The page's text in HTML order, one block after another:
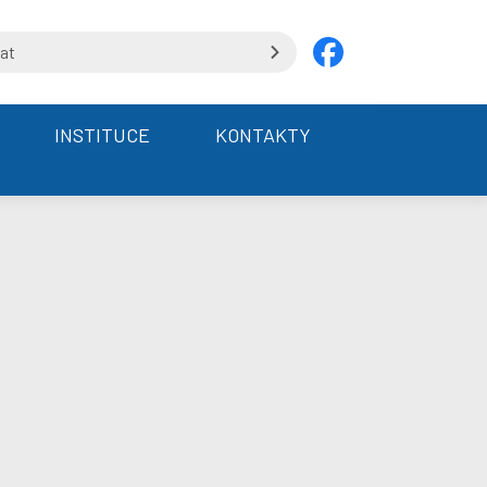
INSTITUCE KONTAKTY